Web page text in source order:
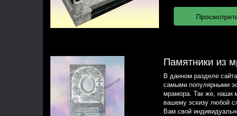
Памятники из
В данном разделе
самыми популярными
мрамора. Так же, наши
вашему эскизу любой
Вам свой